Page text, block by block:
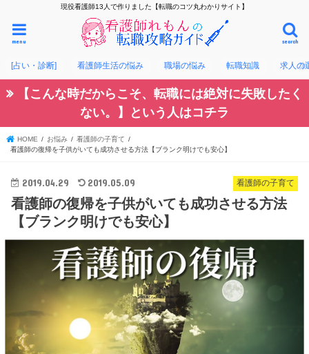
現役看護師13人で作りました【転職のコツ丸わかりサイト】
search
menu
[占い・診断] 看護師生活の悩み 職場の悩み 転職知識 求人の
【こんな時だからこそ、転職には絶対に失敗したく
ない。】という人はコチラ
HOME お悩み
看護師の子育て
看護師の復帰を子供がいても成功させる方法【ブランク明けでも安心】
看護師の子育て
2019.04.29 2019.05.09
看護師の復帰を子供がいても成功させる方法
【ブランク明けでも安心】